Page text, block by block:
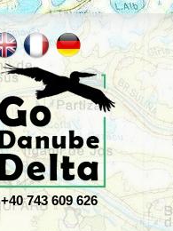
+40 743 609 626